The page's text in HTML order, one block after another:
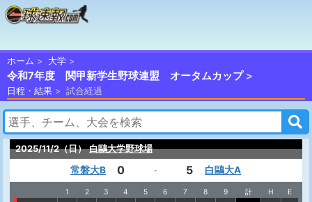
ホーム 大学
令和7年度 関甲新学生野球連盟 オータムカップ
日程・結果 試合経過
2025/11/2（日） 白鷗大学野球場
常磐大B 0 - 5 白鷗大A
1 2 3 4 5 6 7 8 9 計 H E